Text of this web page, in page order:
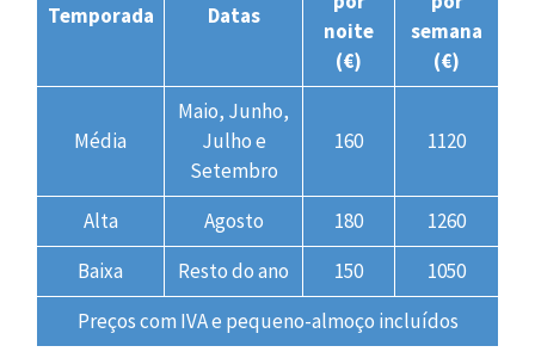
Temporada Datas
noite
(€)
semana
(€)
Média
Maio, Junho,
Julho e
Setembro
160 1120
Alta Agosto 180
1260
Baixa
Resto do ano 150
1050
Preços com IVA e pequeno-almoço incluídos